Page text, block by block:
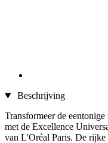
Beschrijving
Transformeer de
met de Excellence
van L'Oréal Paris. De rijke